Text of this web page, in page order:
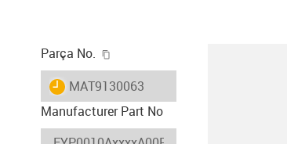
Parça No.
igus-icon-lieferzeit
MAT9130063
Manufacturer Part No